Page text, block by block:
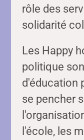
rôle des
solidarité
Les Happy
politique
d'éducation
se pencher
l'école, les